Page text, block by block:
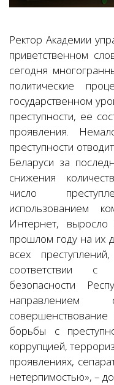
Ректор Академии
приветственном
сегодня
политические
государственном
преступности, ее
проявления.
преступности
Беларуси за
снижения
число
использованием
Интернет,
прошлом году на их
всех
соответствии с
безопасности
направлением
борьбы с
коррупцией,
проявлениях,
нетерпимостью», –